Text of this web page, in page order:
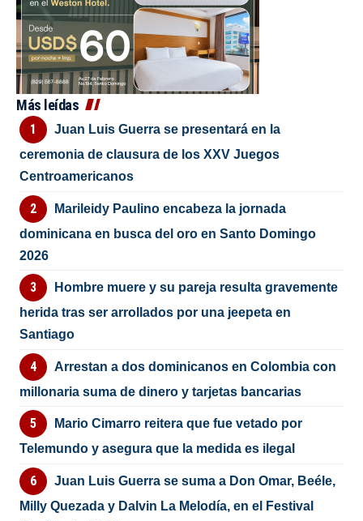
Más leídas
Juan Luis Guerra se presentará en la
ceremonia de clausura de los XXV Juegos
Centroamericanos
Marileidy Paulino encabeza la jornada
dominicana en busca del oro en Santo Domingo
2026
Hombre muere y su pareja resulta gravemente
herida tras ser arrollados por una jeepeta en
Santiago
Arrestan a dos dominicanos en Colombia con
millonaria suma de dinero y tarjetas bancarias
Mario Cimarro reitera que fue vetado por
Telemundo y asegura que la medida es ilegal
Juan Luis Guerra se suma a Don Omar, Beéle,
Milly Quezada y Dalvin La Melodía, en el Festival